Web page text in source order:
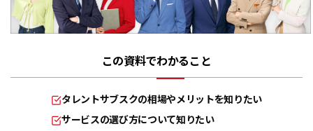
この資料でわかること
タレントサブスクの相場やメリットを知りたい
サービスの選び方について知りたい